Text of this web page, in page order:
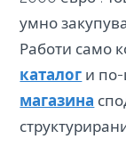
умно
Работи само
каталог и
магазина